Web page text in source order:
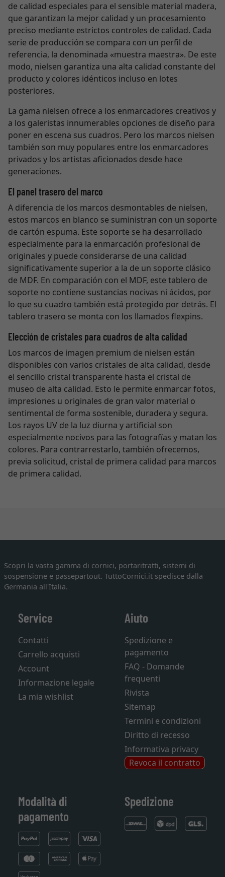
de calidad especiales para el sensible material madera,
que garantizan la mejor calidad y un procesamiento
preciso mediante estrictos controles de calidad. Cada
serie de producción se compara con un perfil de
referencia, la denominada «muestra maestra». De este
modo, nielsen garantiza una alta calidad constante del
producto y colores idénticos incluso en lotes
posteriores.
La gama nielsen ofrece a los enmarcadores creativos y
a los galeristas innumerables opciones de diseño para
poner en escena sus cuadros. Pero los marcos nielsen
también son muy populares entre los enmarcadores
privados y los artistas aficionados desde hace
generaciones.
El panel trasero del marco
A diferencia de los marcos desmontables de nielsen,
estos marcos en blanco se suministran con un soporte
de cartón espuma. Este soporte se ha desarrollado
especialmente para la enmarcación profesional de
originales y puede considerarse de una calidad
significativamente superior a la de un soporte clásico
de MDF. En comparación con el MDF, este tablero de
soporte no contiene sustancias nocivas ni ácidos, por
lo que su cuadro también está protegido por detrás. El
tablero trasero se monta con los llamados flexpins.
Elección de cristales para cuadros de alta calidad
Los marcos de imagen premium de nielsen están
disponibles con varios cristales de alta calidad, desde
el sencillo cristal transparente hasta el cristal de
museo de alta calidad. Esto le permite enmarcar fotos,
impresiones u originales de gran valor material o
sentimental de forma sostenible, duradera y segura.
Los rayos UV de la luz diurna y artificial son
especialmente nocivos para las fotografías y matan los
colores. Para contrarrestarlo, también ofrecemos,
previa solicitud, cristal de primera calidad para marcos
de primera calidad.
Scopri la vasta gamma di cornici, portaritratti, sistemi di
sospensione e passepartout. TuttoCornici.it spedisce dalla
Germania all'Italia.
Service
Contatti
Carrello acquisti
Account
Informazione legale
La mia wishlist
Aiuto
Spedizione e
pagamento
FAQ - Domande
frequenti
Rivista
Sitemap
Termini e condizioni
Diritto di recesso
Informativa privacy
Revoca il contratto
Modalità di
pagamento
Spedizione